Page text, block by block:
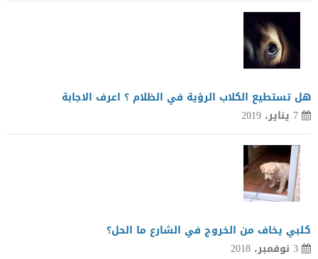
هل تستطيع الكلاب الرؤية في الظلام ؟ اعرف الاجابة
7 يناير، 2019
كلبي يخاف من الخروج في الشارع ما الحل؟
3 نوفمبر، 2018